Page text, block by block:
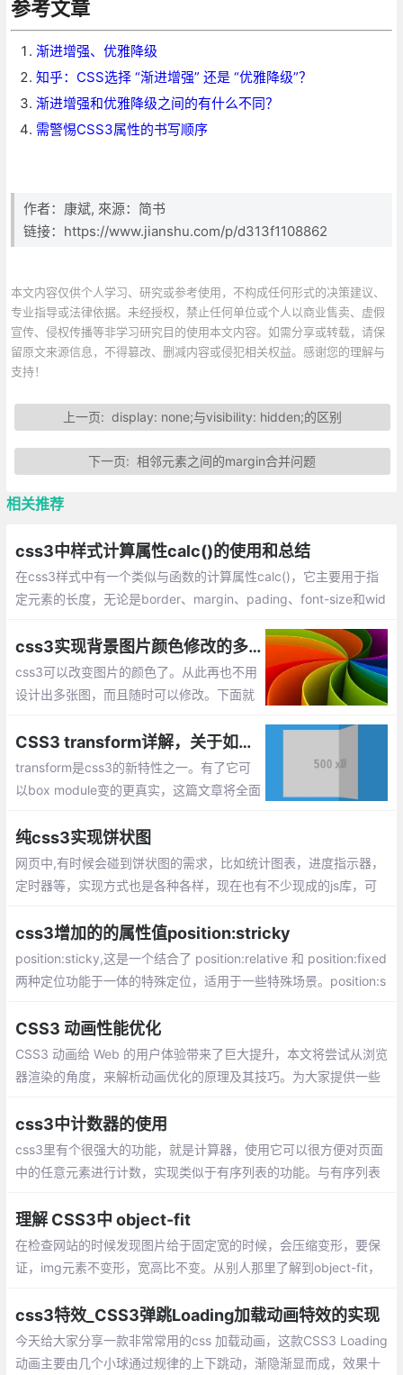
参考文章
渐进增强、优雅降级
知乎：CSS选择 “渐进增强” 还是 “优雅降级”？
渐进增强和优雅降级之间的有什么不同？
需警惕CSS3属性的书写顺序
作者：康斌, 來源：简书
链接：https://www.jianshu.com/p/d313f1108862
本文内容仅供个人学习、研究或参考使用，不构成任何形式的决策建议、
专业指导或法律依据。未经授权，禁止任何单位或个人以商业售卖、虚假
宣传、侵权传播等非学习研究目的使用本文内容。如需分享或转载，请保
留原文来源信息，不得篡改、删减内容或侵犯相关权益。感谢您的理解与
支持！
上一页: display: none;与visibility: hidden;的区别
下一页:相邻元素之间的margin合并问题
相关推荐
css3中样式计算属性calc()的使用和总结
在css3样式中有一个类似与函数的计算属性calc()，它主要用于指
定元素的长度，无论是border、margin、pading、font-size和wid
css3实现背景图片颜色修改的多种方式
css3可以改变图片的颜色了。从此再也不用
设计出多张图，而且随时可以修改。下面就
的颜色效果的。
CSS3 transform详解，关于如何使用transform
transform是css3的新特性之一。有了它可
以box module变的更真实，这篇文章将全面
纯css3实现饼状图
网页中,有时候会碰到饼状图的需求，比如统计图表，进度指示器，
定时器等，实现方式也是各种各样，现在也有不少现成的js库，可
状图效果的方法。
css3增加的的属性值position:stricky
position:sticky,这是一个结合了 position:relative 和 position:fixed
两种定位功能于一体的特殊定位，适用于一些特殊场景。position:s
CSS3 动画性能优化
CSS3 动画给 Web 的用户体验带来了巨大提升，本文将尝试从浏览
器渲染的角度，来解析动画优化的原理及其技巧。为大家提供一些
css3中计数器的使用
css3里有个很强大的功能，就是计算器，使用它可以很方便对页面
中的任意元素进行计数，实现类似于有序列表的功能。与有序列表
理解 CSS3中 object-fit
在检查网站的时候发现图片给于固定宽的时候，会压缩变形，要保
证，img元素不变形，宽高比不变。从别人那里了解到object-fit，
css3特效_CSS3弹跳Loading加载动画特效的实现
今天给大家分享一款非常常用的css 加载动画，这款CSS3 Loading
动画主要由几个小球通过规律的上下跳动，渐隐渐显而成，效果十